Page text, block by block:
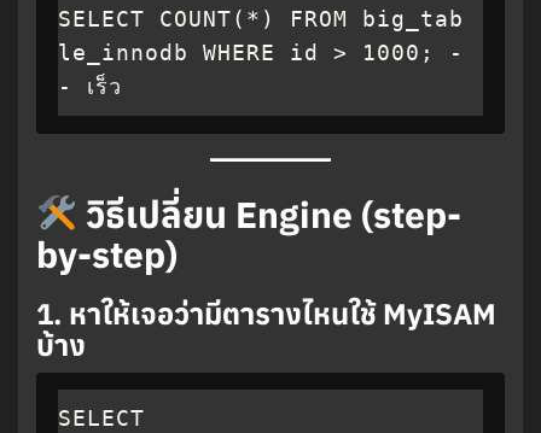
SELECT COUNT(*) FROM big_tab
le_innodb WHERE id > 1000; -
- เร็ว
วิธีเปลี่ยน Engine (step-
by-step)
1. หาให้เจอว่ามีตารางไหนใช้ MyISAM
บ้าง
SELECT